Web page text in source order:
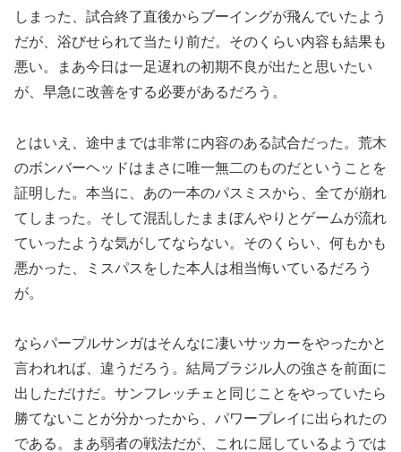
しまった、試合終了直後からブーイングが飛んでいたよう
だが、浴びせられて当たり前だ。そのくらい内容も結果も
悪い。まあ今日は一足遅れの初期不良が出たと思いたい
が、早急に改善をする必要があるだろう。
とはいえ、途中までは非常に内容のある試合だった。荒木
のボンバーヘッドはまさに唯一無二のものだということを
証明した。本当に、あの一本のパスミスから、全てが崩れ
てしまった。そして混乱したままぼんやりとゲームが流れ
ていったような気がしてならない。そのくらい、何もかも
悪かった、ミスパスをした本人は相当悔いているだろう
が。
ならパープルサンガはそんなに凄いサッカーをやったかと
言われれば、違うだろう。結局ブラジル人の強さを前面に
出しただけだ。サンフレッチェと同じことをやっていたら
勝てないことが分かったから、パワープレイに出られたの
である。まあ弱者の戦法だが、これに屈しているようでは